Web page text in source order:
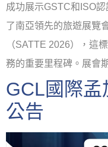
成功展示GSTC和ISO
了南亞領先的旅遊展
（SATTE 2026），這
務的重要里程碑。展會
GCL國際
公告